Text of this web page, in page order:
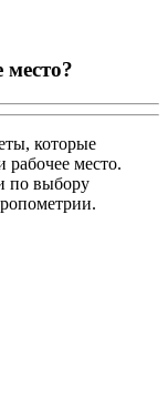
место?
которые
рабочее место.
по выбору